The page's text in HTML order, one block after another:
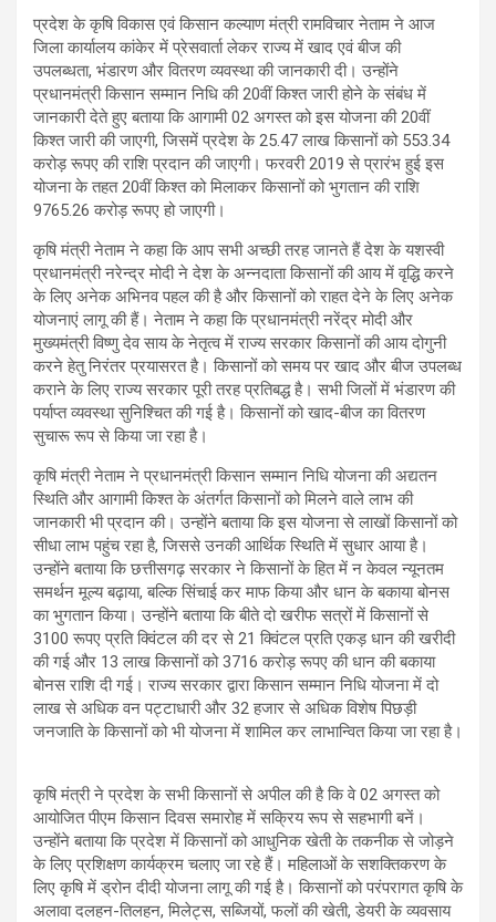
प्रदेश के कृषि विकास एवं किसान कल्याण मंत्री रामविचार नेताम ने आज
जिला कार्यालय कांकेर में प्रेसवार्ता लेकर राज्य में खाद एवं बीज की
उपलब्धता, भंडारण और वितरण व्यवस्था की जानकारी दी। उन्होंने
प्रधानमंत्री किसान सम्मान निधि की 20वीं किश्त जारी होने के संबंध में
जानकारी देते हुए बताया कि आगामी 02 अगस्त को इस योजना की 20वीं
किश्त जारी की जाएगी, जिसमें प्रदेश के 25.47 लाख किसानों को 553.34
करोड़ रूपए की राशि प्रदान की जाएगी। फरवरी 2019 से प्रारंभ हुई इस
योजना के तहत 20वीं किश्त को मिलाकर किसानों को भुगतान की राशि
9765.26 करोड़ रूपए हो जाएगी।
कृषि मंत्री नेताम ने कहा कि आप सभी अच्छी तरह जानते हैं देश के यशस्वी
प्रधानमंत्री नरेन्द्र मोदी ने देश के अन्नदाता किसानों की आय में वृद्धि करने
के लिए अनेक अभिनव पहल की है और किसानों को राहत देने के लिए अनेक
योजनाएं लागू की हैं। नेताम ने कहा कि प्रधानमंत्री नरेंद्र मोदी और
मुख्यमंत्री विष्णु देव साय के नेतृत्व में राज्य सरकार किसानों की आय दोगुनी
करने हेतु निरंतर प्रयासरत है। किसानों को समय पर खाद और बीज उपलब्ध
कराने के लिए राज्य सरकार पूरी तरह प्रतिबद्ध है। सभी जिलों में भंडारण की
पर्याप्त व्यवस्था सुनिश्चित की गई है। किसानों को खाद-बीज का वितरण
सुचारू रूप से किया जा रहा है।
कृषि मंत्री नेताम ने प्रधानमंत्री किसान सम्मान निधि योजना की अद्यतन
स्थिति और आगामी किश्त के अंतर्गत किसानों को मिलने वाले लाभ की
जानकारी भी प्रदान की। उन्होंने बताया कि इस योजना से लाखों किसानों को
सीधा लाभ पहुंच रहा है, जिससे उनकी आर्थिक स्थिति में सुधार आया है।
उन्होंने बताया कि छत्तीसगढ़ सरकार ने किसानों के हित में न केवल न्यूनतम
समर्थन मूल्य बढ़ाया, बल्कि सिंचाई कर माफ किया और धान के बकाया बोनस
का भुगतान किया। उन्होंने बताया कि बीते दो खरीफ सत्रों में किसानों से
3100 रूपए प्रति क्विंटल की दर से 21 क्विंटल प्रति एकड़ धान की खरीदी
की गई और 13 लाख किसानों को 3716 करोड़ रूपए की धान की बकाया
बोनस राशि दी गई। राज्य सरकार द्वारा किसान सम्मान निधि योजना में दो
लाख से अधिक वन पट्टाधारी और 32 हजार से अधिक विशेष पिछड़ी
जनजाति के किसानों को भी योजना में शामिल कर लाभान्वित किया जा रहा है।
कृषि मंत्री ने प्रदेश के सभी किसानों से अपील की है कि वे 02 अगस्त को
आयोजित पीएम किसान दिवस समारोह में सक्रिय रूप से सहभागी बनें।
उन्होंने बताया कि प्रदेश में किसानों को आधुनिक खेती के तकनीक से जोड़ने
के लिए प्रशिक्षण कार्यक्रम चलाए जा रहे हैं। महिलाओं के सशक्तिकरण के
लिए कृषि में ड्रोन दीदी योजना लागू की गई है। किसानों को परंपरागत कृषि के
अलावा दलहन-तिलहन, मिलेट्स, सब्जियों, फलों की खेती, डेयरी के व्यवसाय